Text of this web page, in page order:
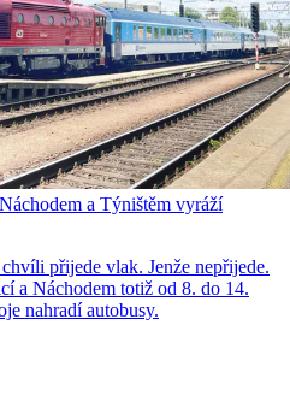
a Týništěm vyráží
přijede vlak. Jenže nepřijede.
a Náchodem totiž od 8. do 14.
nahradí autobusy.